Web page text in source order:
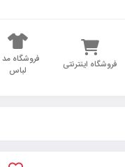
فروشگاه اینترنتی
فروشگاه
لباس